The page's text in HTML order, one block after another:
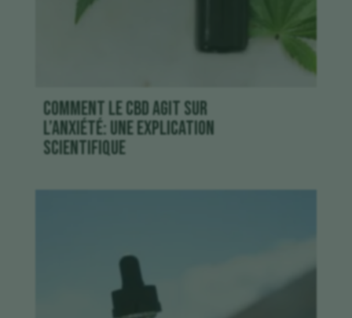
Comment le CBD agit sur
l’anxiété: une explication
scientifique